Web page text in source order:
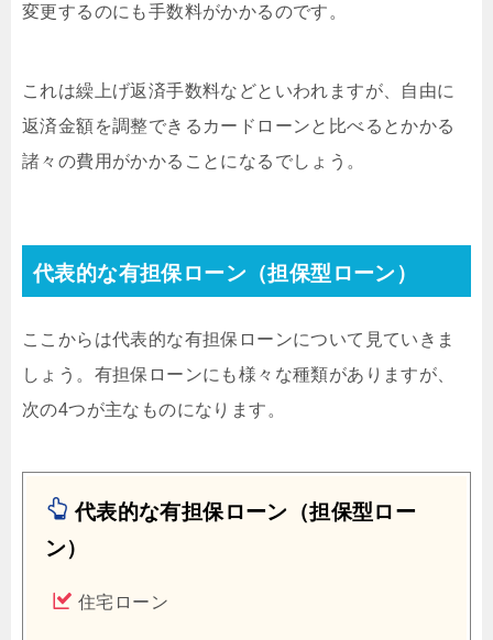
変更するのにも手数料がかかるのです。
これは繰上げ返済手数料などといわれますが、自由に
返済金額を調整できるカードローンと比べるとかかる
諸々の費用がかかることになるでしょう。
代表的な有担保ローン（担保型ローン）
ここからは代表的な有担保ローンについて見ていきま
しょう。有担保ローンにも様々な種類がありますが、
次の4つが主なものになります。
代表的な有担保ローン（担保型ロー
ン）
住宅ローン